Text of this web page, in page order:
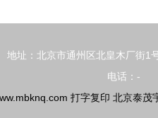
地址：北京市通州区北皇木厂街1
电话：-
打字复印 北京泰茂